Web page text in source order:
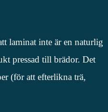
laminat inte är en naturlig
pressad till brädor. Det
(för att efterlikna trä,